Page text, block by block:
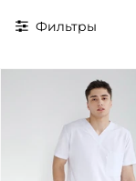
Фильтры